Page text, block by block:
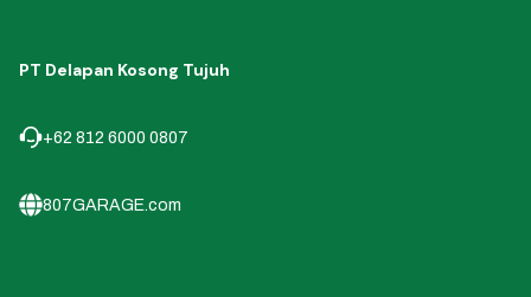
PT Delapan Kosong Tujuh
+62 812 6000 0807
807GARAGE.com